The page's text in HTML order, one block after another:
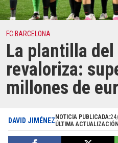
FC BARCELONA
La plantilla del
revaloriza:
millones de
DAVID JIMÉNEZ NOTICIA PUBLICADA:
ÚLTIMA